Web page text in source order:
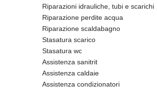
Riparazioni idrauliche, tubi e scarichi
Riparazione perdite acqua
Riparazione scaldabagno
Stasatura scarico
Stasatura wc
Assistenza sanitrit
Assistenza caldaie
Assistenza condizionatori